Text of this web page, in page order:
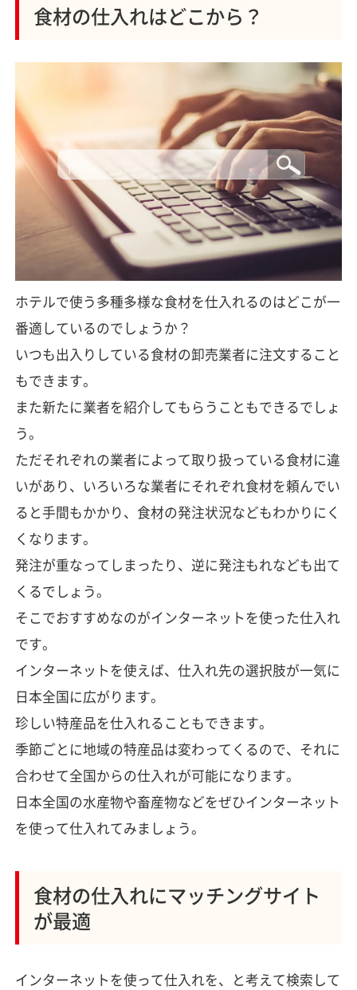
食材の仕入れはどこから？
ホテルで使う多種多様な食材を仕入れるのはどこが一
番適しているのでしょうか？
いつも出入りしている食材の卸売業者に注文すること
もできます。
また新たに業者を紹介してもらうこともできるでしょ
う。
ただそれぞれの業者によって取り扱っている食材に違
いがあり、いろいろな業者にそれぞれ食材を頼んでい
ると手間もかかり、食材の発注状況などもわかりにく
くなります。
発注が重なってしまったり、逆に発注もれなども出て
くるでしょう。
そこでおすすめなのがインターネットを使った仕入れ
です。
インターネットを使えば、仕入れ先の選択肢が一気に
日本全国に広がります。
珍しい特産品を仕入れることもできます。
季節ごとに地域の特産品は変わってくるので、それに
合わせて全国からの仕入れが可能になります。
日本全国の水産物や畜産物などをぜひインターネット
を使って仕入れてみましょう。
食材の仕入れにマッチングサイト
が最適
インターネットを使って仕入れを、と考えて検索して